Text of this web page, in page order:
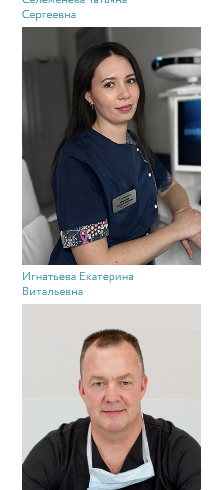
Сергеевна
Игнатьева Екатерина
Витальевна